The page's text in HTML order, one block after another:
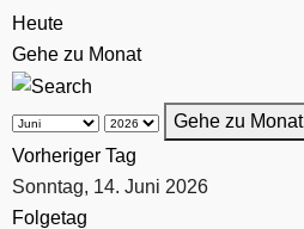
Heute
Gehe zu Monat
Gehe zu Monat
Vorheriger Tag
Sonntag, 14. Juni 2026
Folgetag